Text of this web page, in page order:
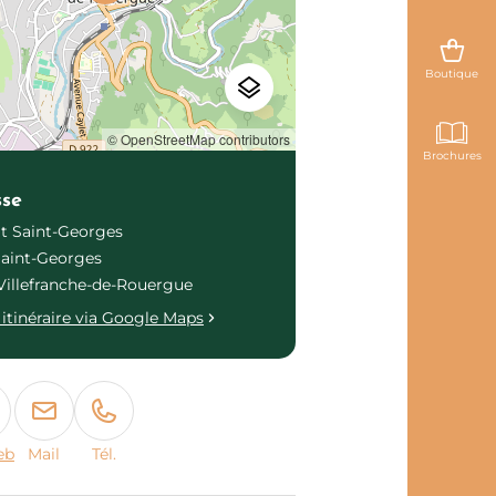
Boutique
Brochures
© OpenStreetMap contributors
Saint-Georges
Georges
de-Rouergue
via Google Maps
Mail Tél.